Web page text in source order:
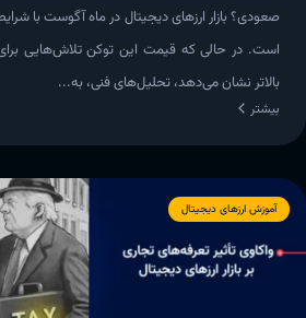
صعودی؟ بازار ارزهای دیجیتال در ماه آگوست با
است. در حالی که قیمت این توکن تلاش‌هایی
بالاتر نشان می‌دهد، تحلیل‌های فنی، به‌...
بیشتر
آموزش ارزهای دیجیتال